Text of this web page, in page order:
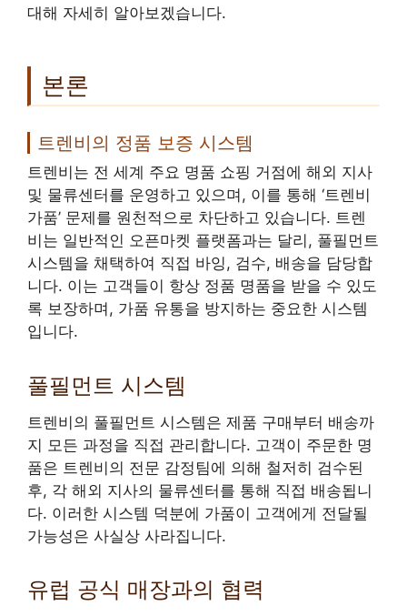
대해 자세히 알아보겠습니다.
본론
트렌비의 정품 보증 시스템
트렌비는 전 세계 주요 명품 쇼핑 거점에 해외 지사
및 물류센터를 운영하고 있으며, 이를 통해 ‘트렌비
가품’ 문제를 원천적으로 차단하고 있습니다. 트렌
비는 일반적인 오픈마켓 플랫폼과는 달리, 풀필먼트
시스템을 채택하여 직접 바잉, 검수, 배송을 담당합
니다. 이는 고객들이 항상 정품 명품을 받을 수 있도
록 보장하며, 가품 유통을 방지하는 중요한 시스템
입니다.
풀필먼트 시스템
트렌비의 풀필먼트 시스템은 제품 구매부터 배송까
지 모든 과정을 직접 관리합니다. 고객이 주문한 명
품은 트렌비의 전문 감정팀에 의해 철저히 검수된
후, 각 해외 지사의 물류센터를 통해 직접 배송됩니
다. 이러한 시스템 덕분에 가품이 고객에게 전달될
가능성은 사실상 사라집니다.
유럽 공식 매장과의 협력